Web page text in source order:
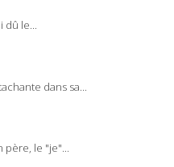
dû le...
dans sa...
père, le "je"...